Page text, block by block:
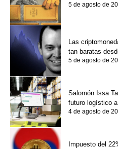
5 de agosto de
Las
tan baratas
5 de agosto de
Salomón Issa
futuro logístico
4 de agosto de
Impuesto del